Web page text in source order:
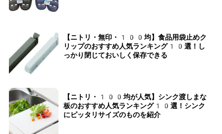
【ニトリ・無印・100均】食品用袋止めク
リップのおすすめ人気ランキング10選！し
っかり閉じておいしく保存できる
【ニトリ・100均が人気】シンク渡しまな
板のおすすめ人気ランキング10選！シンク
にピッタリサイズのものを紹介